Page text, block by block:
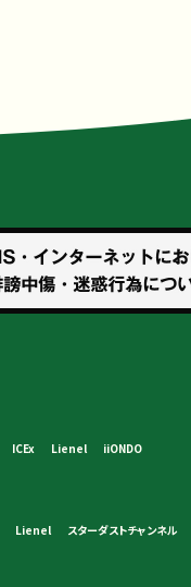
ICEx Lienel iiONDO
Lienel スターダストチャンネル